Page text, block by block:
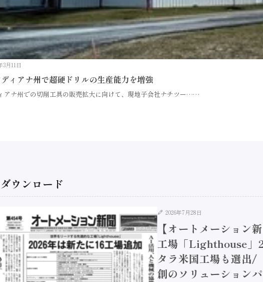
3月11日
ィアナ州で超硬ドリルの生産能力を増強
アナ州での切削工具の販売拡大に向けて、現地子会社ナチツー……
ウンロード
2026年7月28日
【オートメーション
工場「Lighthouse」
タラ米国工場も選出/
創のソリューション